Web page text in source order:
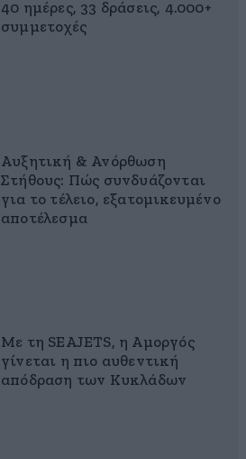
40 ημέρες, 33 δράσεις, 4.000+
συμμετοχές
Αυξητική & Ανόρθωση
Στήθους: Πώς συνδυάζονται
για το τέλειο, εξατομικευμένο
αποτέλεσμα
Με τη SEAJETS, η Αμοργός
γίνεται η πιο αυθεντική
απόδραση των Κυκλάδων